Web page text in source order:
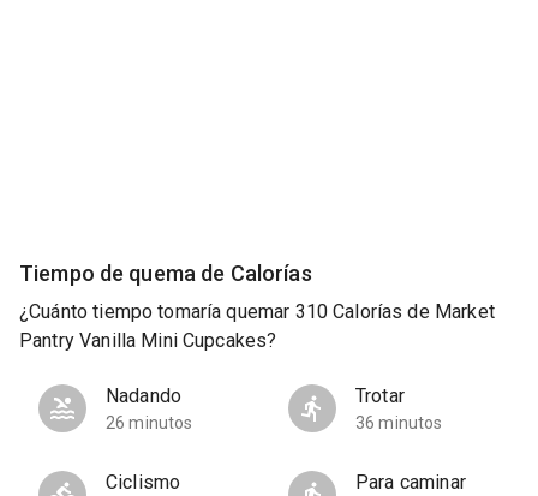
Tiempo de quema de Calorías
¿Cuánto tiempo tomaría quemar 310 Calorías de Market
Pantry Vanilla Mini Cupcakes?
Nadando
26 minutos
Trotar
36 minutos
Ciclismo Para caminar